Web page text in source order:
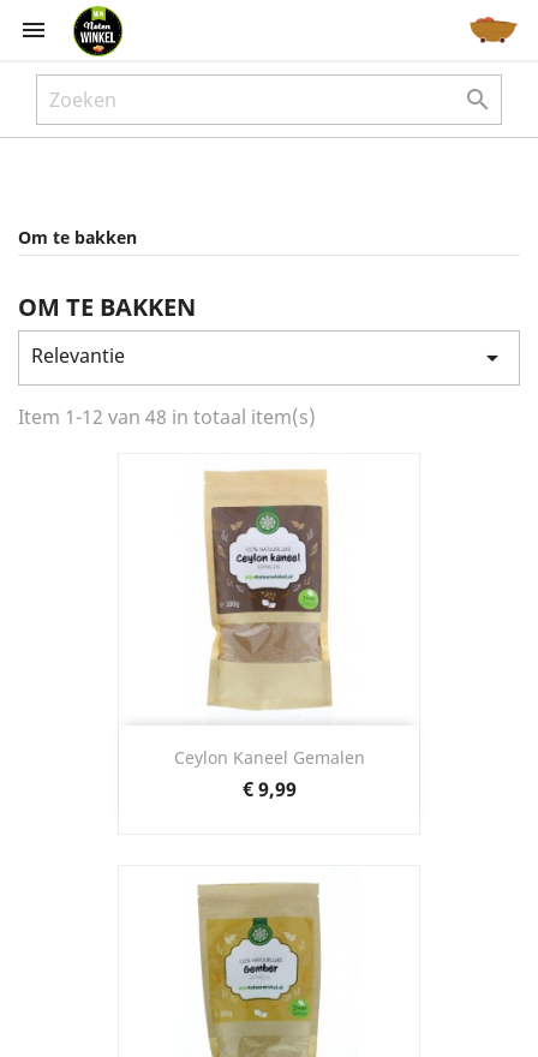


Om te bakken
OM TE BAKKEN
Relevantie 
Item 1-12 van 48 in totaal item(s)
Ceylon Kaneel Gemalen
Prijs
€ 9,99